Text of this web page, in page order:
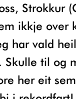
Strokkur
ikkje over
har vald
Skulle til og
her eit